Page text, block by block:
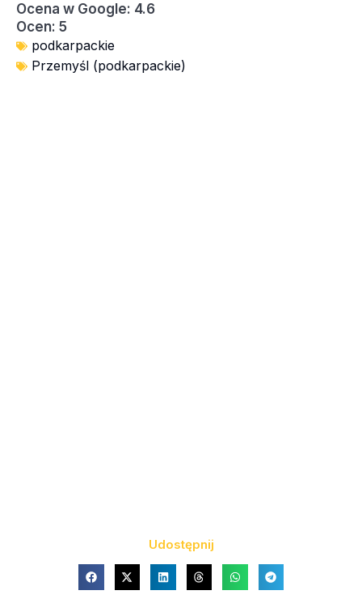
Ocena w Google: 4.6
Ocen: 5
podkarpackie
Przemyśl (podkarpackie)
Udostępnij